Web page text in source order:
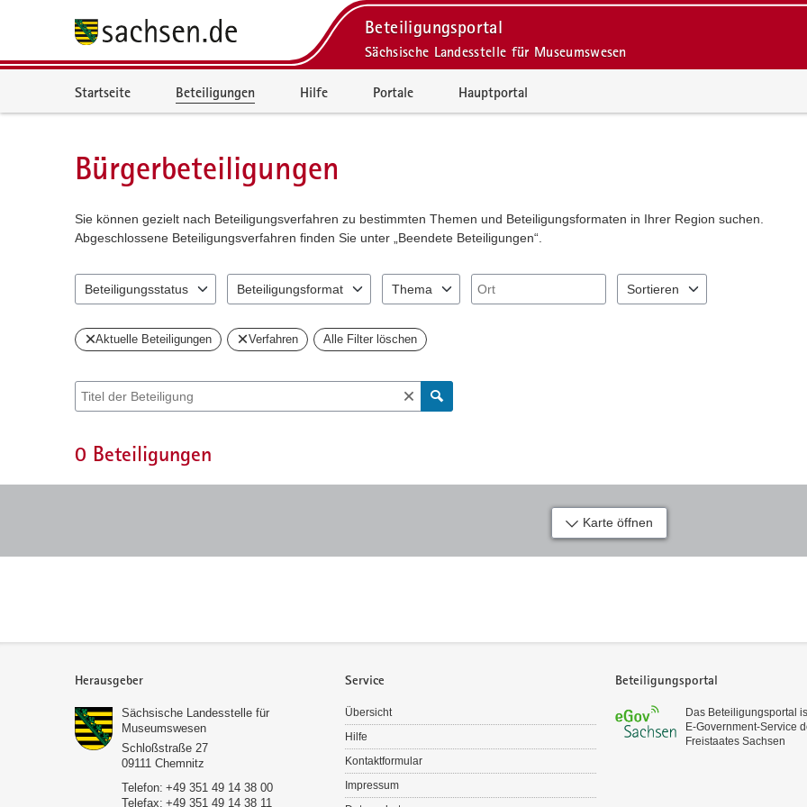
Beteiligungsportal
Sächsische Landesstelle für Museumswesen
Startseite Beteiligungen Hilfe Portale Hauptportal
Bürgerbeteiligungen
Sie können gezielt nach Beteiligungsverfahren zu bestimmten Themen und Beteiligungsformaten in Ihrer Region suchen.
Abgeschlossene Beteiligungsverfahren finden Sie unter „Beendete Beteiligungen“.
Beteiligungsstatus
Beteiligungsformat
Thema
Ort
Sortieren
Aktuelle Beteiligungen Verfahren Alle Filter löschen
Suche nach Beteiligung
0 Beteiligungen
Karte öffnen
Herausgeber
Sächsische Landesstelle für
Museumswesen
Schloßstraße 27
09111 Chemnitz
Telefon: +49 351 49 14 38 00
Telefax: +49 351 49 14 38 11
Service
Übersicht
Hilfe
Kontaktformular
Impressum
Beteiligungsportal
Das Beteiligungsportal
E‑Government-Service
Freistaates Sachsen